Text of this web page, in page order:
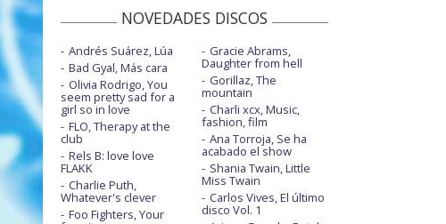
NOVEDADES DISCOS
Andrés Suárez, Lúa
Bad Gyal, Más cara
Olivia Rodrigo, You
seem pretty sad for a
girl so in love
FLO, Therapy at the
club
Rels B: love love
FLAKK
Charlie Puth,
Whatever's clever
Foo Fighters, Your
Gracie Abrams,
Daughter from hell
Gorillaz, The
mountain
Charli xcx, Music,
fashion, film
Ana Torroja, Se ha
acabado el show
Shania Twain, Little
Miss Twain
Carlos Vives, El último
disco Vol. 1